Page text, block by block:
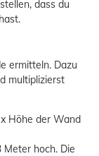
dass du
ermitteln. Dazu
multiplizierst
Höhe der Wand
Meter hoch. Die